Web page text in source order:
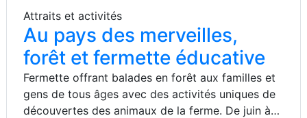
Attraits et activités
Au pays des merveilles,
forêt et fermette éducative
Fermette offrant balades en forêt aux familles et
gens de tous âges avec des activités uniques de
découvertes des animaux de la ferme. De juin à…